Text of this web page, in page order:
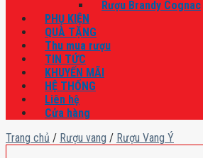
Rượu Brandy Cognac
PHỤ KIỆN
QUÀ TẶNG
Thu mua rượu
TIN TỨC
KHUYẾN MÃI
HỆ THỐNG
Liên hệ
Cửa hàng
Trang chủ / Rượu vang / Rượu Vang Ý